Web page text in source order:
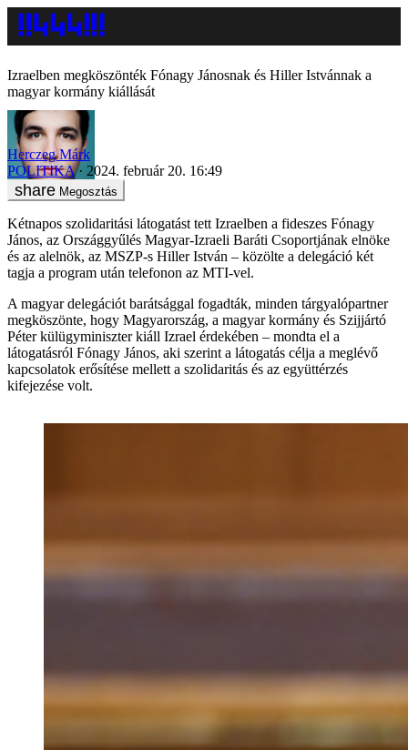
Izraelben megköszönték Fónagy Jánosnak és Hiller Istvánnak a
magyar kormány kiállását
Herczeg Márk
POLITIKA
2024. február 20. 16:49
Megosztás
Kétnapos szolidaritási látogatást tett Izraelben a fideszes Fónagy
János, az Országgyűlés Magyar-Izraeli Baráti Csoportjának elnöke
és az alelnök, az MSZP-s Hiller István – közölte a delegáció két
tagja a program után telefonon az MTI-vel.
A magyar delegációt barátsággal fogadták, minden tárgyalópartner
megköszönte, hogy Magyarország, a magyar kormány és Szijjártó
Péter külügyminiszter kiáll Izrael érdekében – mondta el a
látogatásról Fónagy János, aki szerint a látogatás célja a meglévő
kapcsolatok erősítése mellett a szolidaritás és az együttérzés
kifejezése volt.